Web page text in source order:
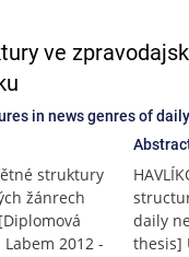
ve
in news genres of
struktury
žánrech
2012 -
daily
thesis]